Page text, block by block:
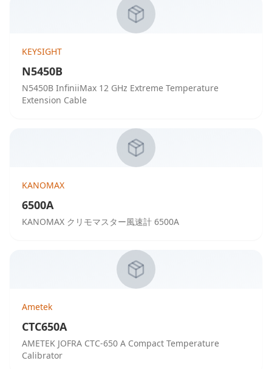
KEYSIGHT
N5450B
N5450B InfiniiMax 12 GHz Extreme Temperature
Extension Cable
KANOMAX
6500A
KANOMAX クリモマスター風速計 6500A
Ametek
CTC650A
AMETEK JOFRA CTC-650 A Compact Temperature
Calibrator